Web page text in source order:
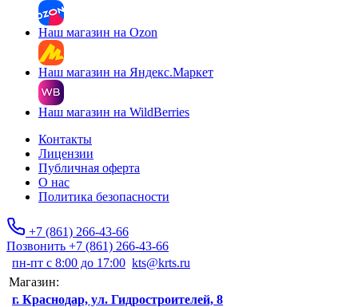
Наш магазин на Ozon
Наш магазин на Яндекс.Маркет
Наш магазин на WildBerries
Контакты
Лицензии
Публичная оферта
О нас
Политика безопасности
+7 (861) 266-43-66
Позвонить +7 (861) 266-43-66
пн-пт с 8:00 до 17:00 kts@krts.ru
Магазин:
г. Краснодар, ул. Гидростроителей, 8